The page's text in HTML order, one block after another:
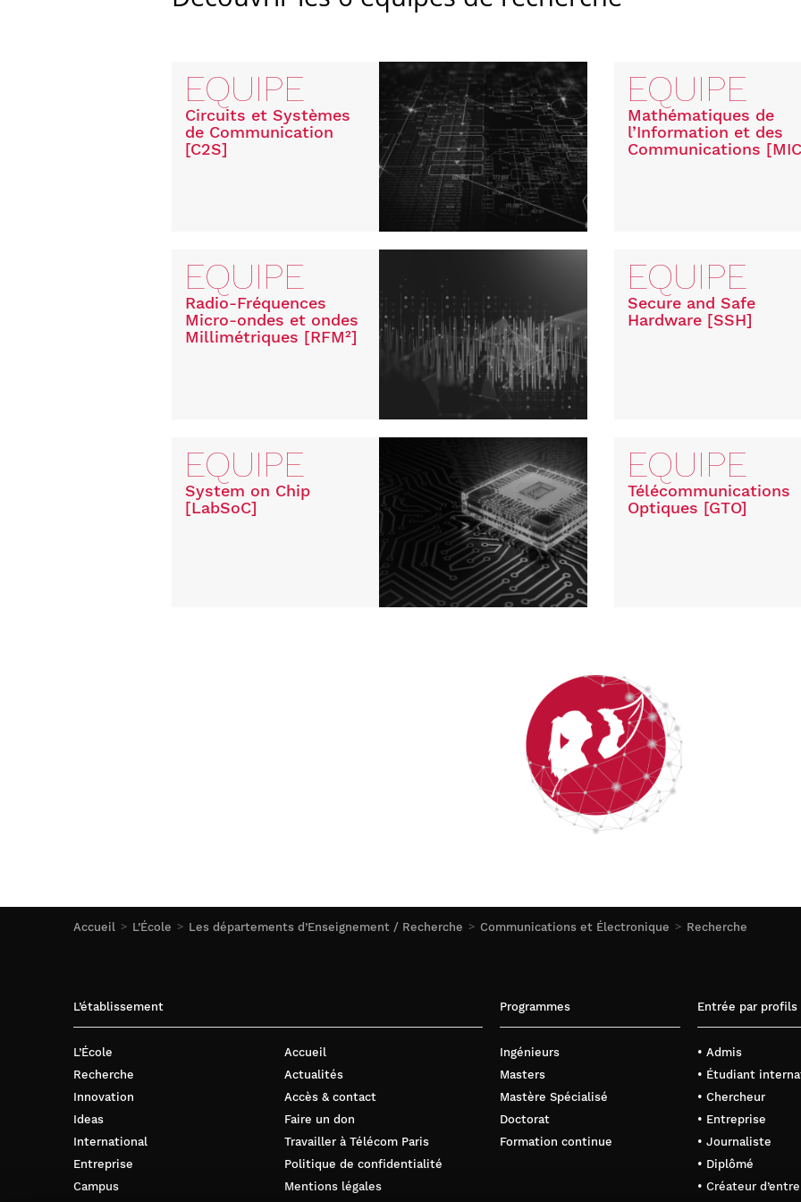
Accueil L’École Les départements d’Enseignement / Recherche Communications et Électronique Recherche
EQUIPE
Circuits et Systèmes
de Communication
[C2S]
EQUIPE
Mathématiques de
l’Information et des
Communications
EQUIPE
Radio-Fréquences
Micro-ondes et ondes
Millimétriques [RFM²]
EQUIPE
Secure and Safe
Hardware [SSH]
EQUIPE
System on Chip
[LabSoC]
EQUIPE
Télécommunications
Optiques [GTO]
L’établissement
L’École
Recherche
Innovation
Ideas
International
Entreprise
Campus
Accueil
Actualités
Accès & contact
Faire un don
Travailler à Télécom Paris
Politique de confidentialité
Mentions légales
Programmes
Ingénieurs
Masters
Mastère Spécialisé
Doctorat
Formation continue
Entrée par profils
• Admis
• Étudiant
• Chercheur
• Entreprise
• Journaliste
• Diplômé
• Créateur